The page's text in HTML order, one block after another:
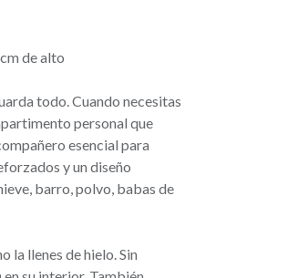
de alto
todo. Cuando necesitas
personal que
esencial para
y un diseño
barro, polvo, babas de
la llenes de hielo. Sin